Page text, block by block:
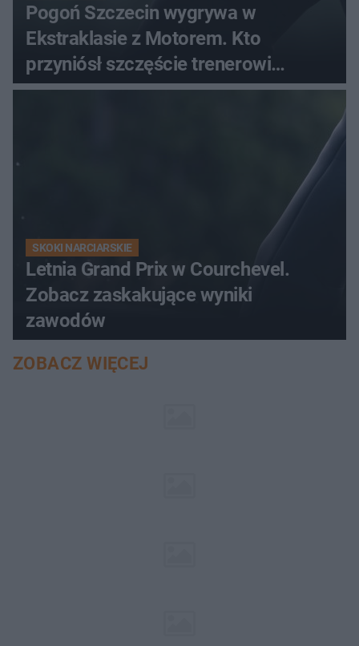
Pogoń Szczecin wygrywa w
Ekstraklasie z Motorem. Kto
przyniósł szczęście trenerowi
gospodarzy?
SKOKI NARCIARSKIE
Letnia Grand Prix w Courchevel.
Zobacz zaskakujące wyniki
zawodów
ZOBACZ WIĘCEJ